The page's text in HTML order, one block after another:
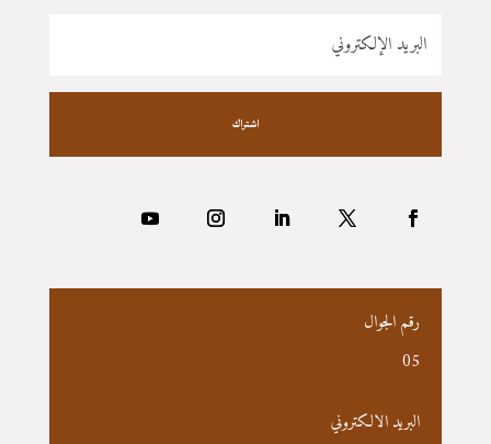
اشتراك
رقم الجوال
05
البريد الالكتروني